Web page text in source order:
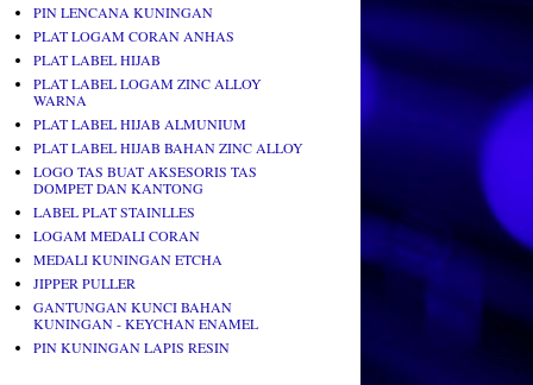
PIN LENCANA KUNINGAN
PLAT LOGAM CORAN ANHAS
PLAT LABEL HIJAB
PLAT LABEL LOGAM ZINC ALLOY
WARNA
PLAT LABEL HIJAB ALMUNIUM
PLAT LABEL HIJAB BAHAN ZINC ALLOY
LOGO TAS BUAT AKSESORIS TAS
DOMPET DAN KANTONG
LABEL PLAT STAINLLES
LOGAM MEDALI CORAN
MEDALI KUNINGAN ETCHA
JIPPER PULLER
GANTUNGAN KUNCI BAHAN
KUNINGAN - KEYCHAN ENAMEL
PIN KUNINGAN LAPIS RESIN